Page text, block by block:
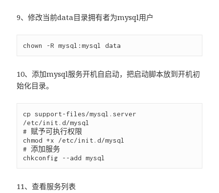
9、修改当前data目录拥有者为mysql用户
10、添加mysql服务开机自启动，把启动脚本放到开机初
始化目录。
cp support-files/mysql.server
/etc/init.d/mysql
# 赋予可执行权限
chmod +x /etc/init.d/mysql
# 添加服务
11、查看服务列表